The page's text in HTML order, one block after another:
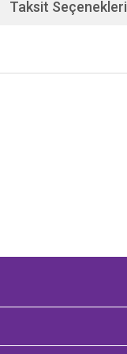
Taksit Seçenekleri